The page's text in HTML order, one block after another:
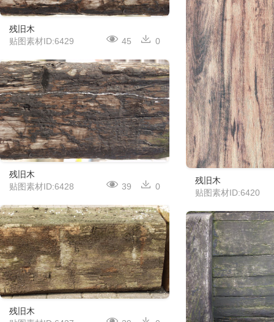
残旧木
贴图素材ID:6429
45 0
残旧木
贴图素材ID:6428
39 0
残旧木
残旧木
贴图素材ID:6420